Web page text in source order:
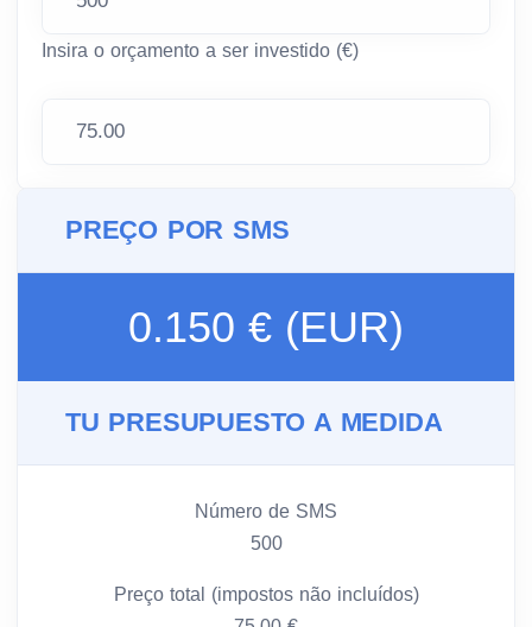
Insira o orçamento a ser investido (€)
PREÇO POR SMS
0.150 € (EUR)
TU PRESUPUESTO A MEDIDA
Número de SMS
500
Preço total (impostos não incluídos)